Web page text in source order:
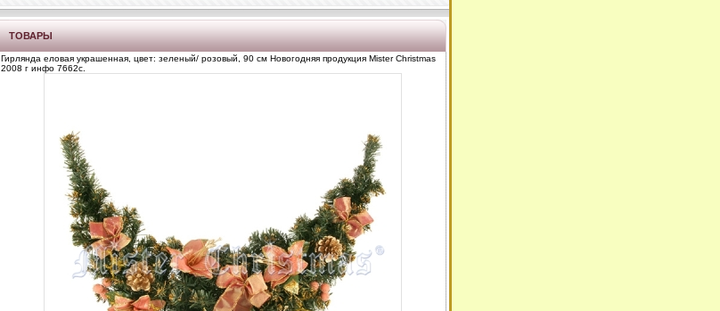
ТОВАРЫ
Гирлянда еловая украшенная, цвет: зеленый/ розовый, 90 см Новогодняя продукция Mister Christmas
2008 г инфо 7662c.